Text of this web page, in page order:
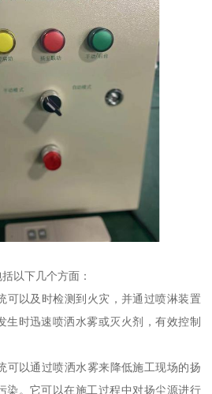
以下几个方面：
可以及时检测到火灾，并通过喷淋装置
生时迅速喷洒水雾或灭火剂，有效控制
可以通过喷洒水雾来降低施工现场的扬
染。它可以在施工过程中对扬尘源进行